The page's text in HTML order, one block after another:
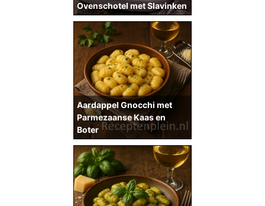
Ovenschotel met Slavinken
Aardappel Gnocchi met
Parmezaanse Kaas en
Boter